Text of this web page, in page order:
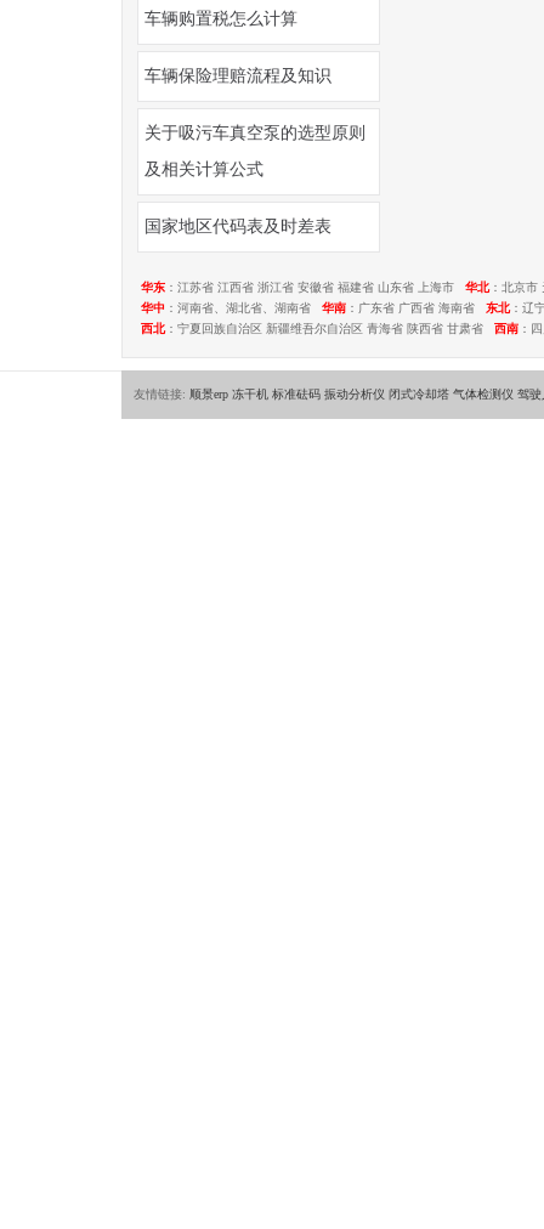
车辆购置税怎么计算
车辆保险理赔流程及知识
关于吸污车真空泵的选型原则
及相关计算公式
国家地区代码表及时差表
华东 ：江苏省 江西省 浙江省 安徽省 福建省 山东省 上海市 华北：北京市
华中 ：河南省、湖北省、湖南省 华南 ：广东省 广西省 海南省 东北：辽
西北：宁夏回族自治区 新疆维吾尔自治区 青海省 陕西省 甘肃省 西南 ：
友情链接: 顺景erp 冻干机 标准砝码 振动分析仪 闭式冷却塔 气体检测仪 驾驶